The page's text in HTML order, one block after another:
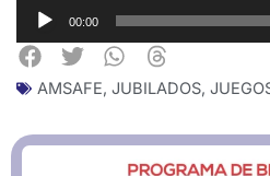
Reproductor
de
audio
00:00
AMSAFE, JUBILADOS,